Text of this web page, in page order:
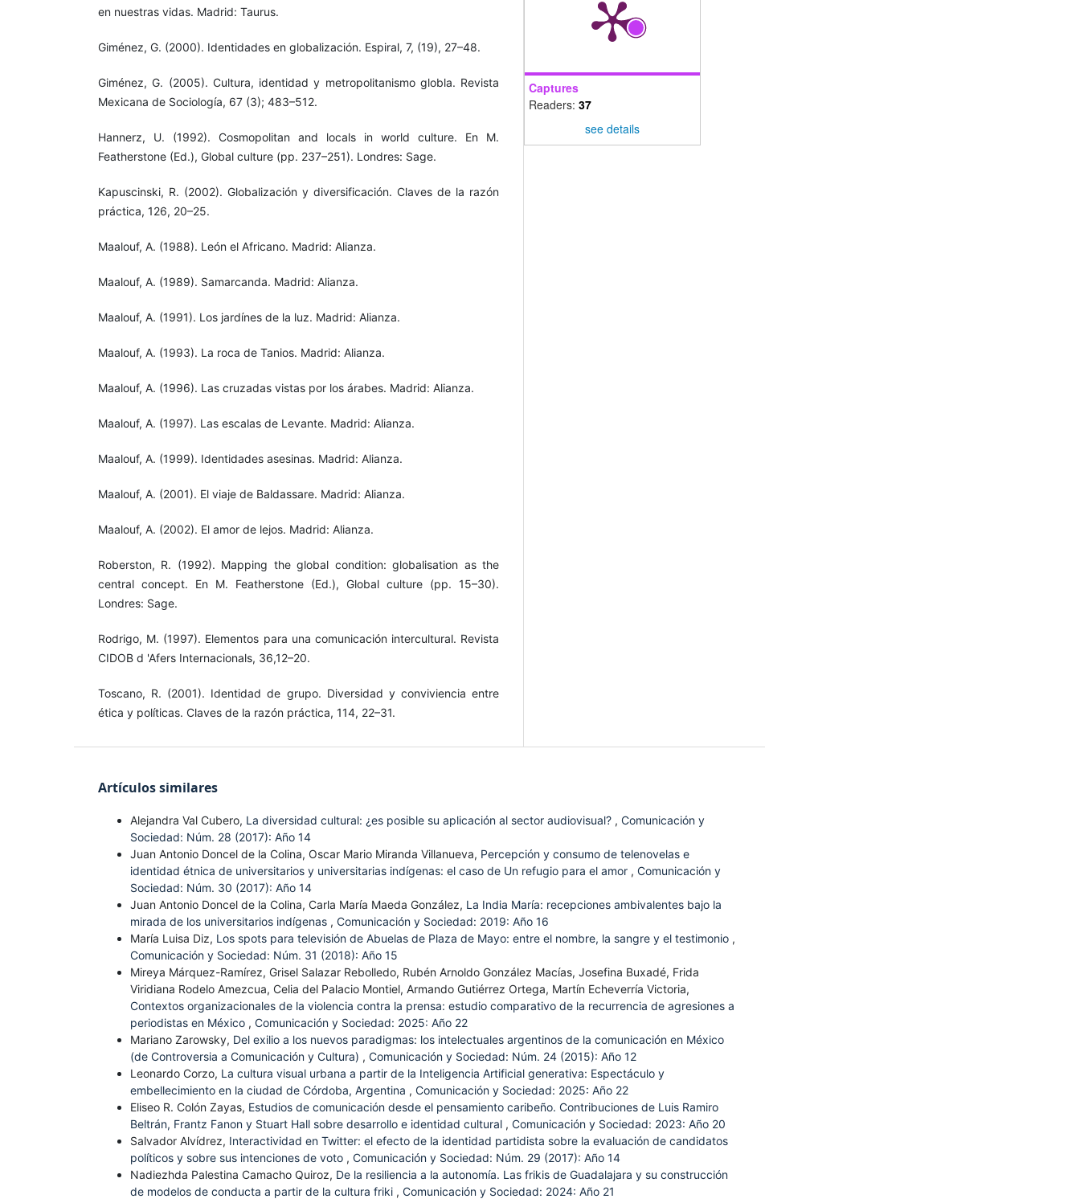
en nuestras vidas. Madrid: Taurus.
Giménez, G. (2000). Identidades en globalización. Espiral, 7, (19), 27–48.
Giménez, G. (2005). Cultura, identidad y metropolitanismo globla. Revista
Mexicana de Sociología, 67 (3); 483–512.
Hannerz, U. (1992). Cosmopolitan and locals in world culture. En M.
Featherstone (Ed.), Global culture (pp. 237–251). Londres: Sage.
Kapuscinski, R. (2002). Globalización y diversificación. Claves de la razón
práctica, 126, 20–25.
Maalouf, A. (1988). León el Africano. Madrid: Alianza.
Maalouf, A. (1989). Samarcanda. Madrid: Alianza.
Maalouf, A. (1991). Los jardínes de la luz. Madrid: Alianza.
Maalouf, A. (1993). La roca de Tanios. Madrid: Alianza.
Maalouf, A. (1996). Las cruzadas vistas por los árabes. Madrid: Alianza.
Maalouf, A. (1997). Las escalas de Levante. Madrid: Alianza.
Maalouf, A. (1999). Identidades asesinas. Madrid: Alianza.
Maalouf, A. (2001). El viaje de Baldassare. Madrid: Alianza.
Maalouf, A. (2002). El amor de lejos. Madrid: Alianza.
Roberston, R. (1992). Mapping the global condition: globalisation as the
central concept. En M. Featherstone (Ed.), Global culture (pp. 15–30).
Londres: Sage.
Rodrigo, M. (1997). Elementos para una comunicación intercultural. Revista
CIDOB d 'Afers Internacionals, 36,12–20.
Toscano, R. (2001). Identidad de grupo. Diversidad y conviviencia entre
ética y políticas. Claves de la razón práctica, 114, 22–31.
Captures
Readers: 37
see details
Artículos similares
Alejandra Val Cubero, La diversidad cultural: ¿es posible su aplicación al sector audiovisual? , Comunicación y
Sociedad: Núm. 28 (2017): Año 14
Juan Antonio Doncel de la Colina, Oscar Mario Miranda Villanueva, Percepción y consumo de telenovelas e
identidad étnica de universitarios y universitarias indígenas: el caso de Un refugio para el amor , Comunicación y
Sociedad: Núm. 30 (2017): Año 14
Juan Antonio Doncel de la Colina, Carla María Maeda González, La India María: recepciones ambivalentes bajo la
mirada de los universitarios indígenas , Comunicación y Sociedad: 2019: Año 16
María Luisa Diz, Los spots para televisión de Abuelas de Plaza de Mayo: entre el nombre, la sangre y el testimonio ,
Comunicación y Sociedad: Núm. 31 (2018): Año 15
Mireya Márquez-Ramírez, Grisel Salazar Rebolledo, Rubén Arnoldo González Macías, Josefina Buxadé, Frida
Viridiana Rodelo Amezcua, Celia del Palacio Montiel, Armando Gutiérrez Ortega, Martín Echeverría Victoria,
Contextos organizacionales de la violencia contra la prensa: estudio comparativo de la recurrencia de agresiones a
periodistas en México , Comunicación y Sociedad: 2025: Año 22
Mariano Zarowsky, Del exilio a los nuevos paradigmas: los intelectuales argentinos de la comunicación en México
(de Controversia a Comunicación y Cultura) , Comunicación y Sociedad: Núm. 24 (2015): Año 12
Leonardo Corzo, La cultura visual urbana a partir de la Inteligencia Artificial generativa: Espectáculo y
embellecimiento en la ciudad de Córdoba, Argentina , Comunicación y Sociedad: 2025: Año 22
Eliseo R. Colón Zayas, Estudios de comunicación desde el pensamiento caribeño. Contribuciones de Luis Ramiro
Beltrán, Frantz Fanon y Stuart Hall sobre desarrollo e identidad cultural , Comunicación y Sociedad: 2023: Año 20
Salvador Alvídrez, Interactividad en Twitter: el efecto de la identidad partidista sobre la evaluación de candidatos
políticos y sobre sus intenciones de voto , Comunicación y Sociedad: Núm. 29 (2017): Año 14
Nadiezhda Palestina Camacho Quiroz, De la resiliencia a la autonomía. Las frikis de Guadalajara y su construcción
de modelos de conducta a partir de la cultura friki , Comunicación y Sociedad: 2024: Año 21